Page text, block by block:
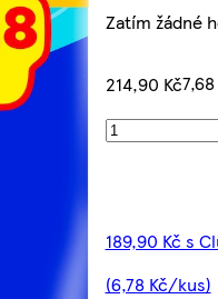
Zatím žádné
214,90 Kč
189,90 Kč s
(6,78 Kč/kus)